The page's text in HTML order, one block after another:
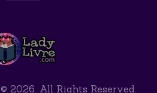
© 2026. All Rights Reserved.